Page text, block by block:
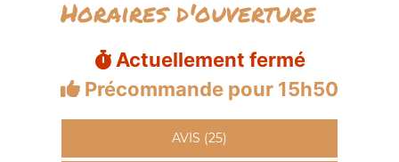
Horaires d'ouverture
Actuellement fermé
Précommande pour 15h50
AVIS (25)